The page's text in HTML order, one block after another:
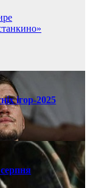
ігор-2025
серпня